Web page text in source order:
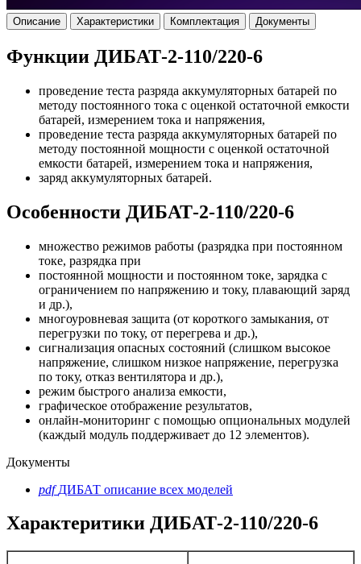
Описание Характеристики Комплектация Документы
Функции ДИБАТ-2-110/220-6
проведение теста разряда аккумуляторных батарей по
методу постоянного тока с оценкой остаточной емкости
батарей, измерением тока и напряжения,
проведение теста разряда аккумуляторных батарей по
методу постоянной мощности с оценкой остаточной
емкости батарей, измерением тока и напряжения,
заряд аккумуляторных батарей.
Особенности ДИБАТ-2-110/220-6
множество режимов работы (разрядка при постоянном
токе, разрядка при
постоянной мощности и постоянном токе, зарядка с
ограничением по напряжению и току, плавающий заряд
и др.),
многоуровневая защита (от короткого замыкания, от
перегрузки по току, от перегрева и др.),
сигнализация опасных состояний (слишком высокое
напряжение, слишком низкое напряжение, перегрузка
по току, отказ вентилятора и др.),
режим быстрого анализа емкости,
графическое отображение результатов,
онлайн-мониторинг с помощью опциональных модулей
(каждый модуль поддерживает до 12 элементов).
Документы
pdfДИБАТ описание всех моделей
Характеритики ДИБАТ-2-110/220-6